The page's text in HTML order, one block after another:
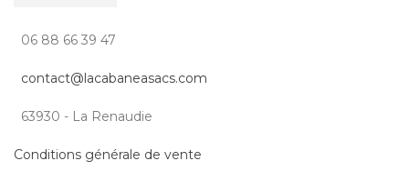
06 88 66 39 47
contact@lacabaneasacs.com
63930 - La Renaudie
Conditions générale de vente